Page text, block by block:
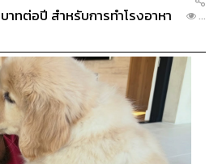
าทต่อปี สำหรับการทำโรงอาหา
...